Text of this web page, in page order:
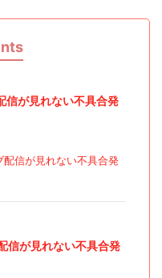
信が見れない不具合発
配信が見れない不具合発
信が見れない不具合発